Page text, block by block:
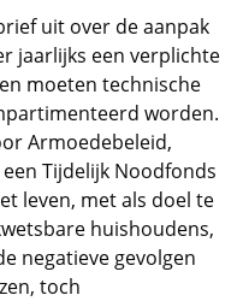
uit over de aanpak
jaarlijks een verplichte
moeten technische
worden.
Armoedebeleid,
Tijdelijk Noodfonds
leven, met als doel te
huishoudens,
negatieve gevolgen
toch